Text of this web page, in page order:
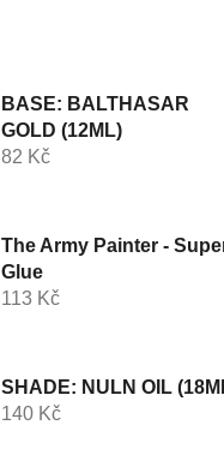
BASE: BALTHASAR
GOLD (12ML)
82 Kč
The Army Painter -
Glue
113 Kč
SHADE: NULN OIL
140 Kč